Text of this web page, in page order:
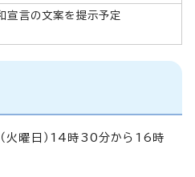
宣言の文案を提示予定
火曜日）14時30分から16時